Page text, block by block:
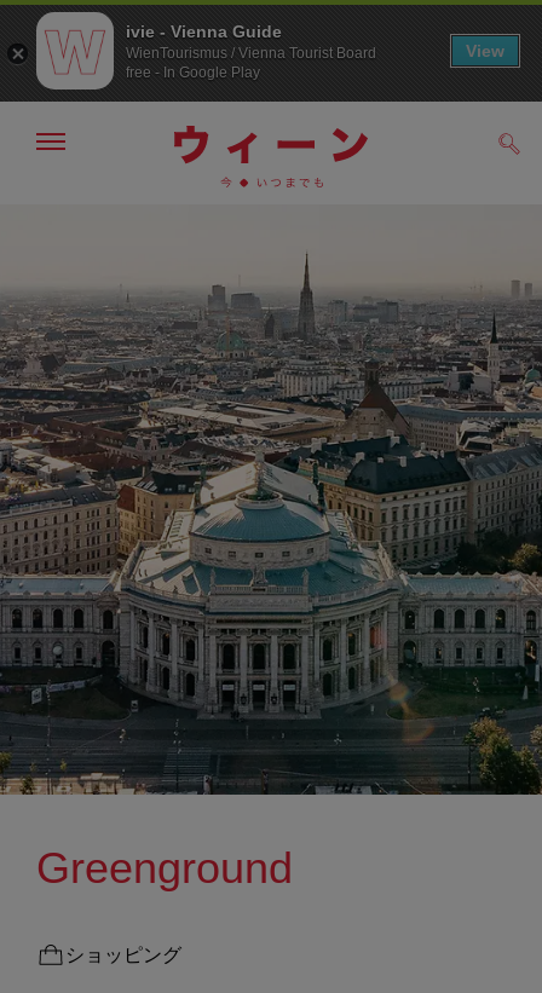
へ
ジ
の
ト
ッ
プ
へ
メ
非
表
示
Greenground
ショッピング
ivie - Vienna Guide
WienTourismus / Vienna Tourist Board
free - In Google Play
View